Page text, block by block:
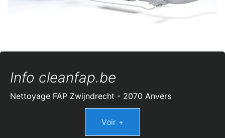
Info cleanfap.be
Nettoyage FAP Zwijndrecht - 2070 Anvers